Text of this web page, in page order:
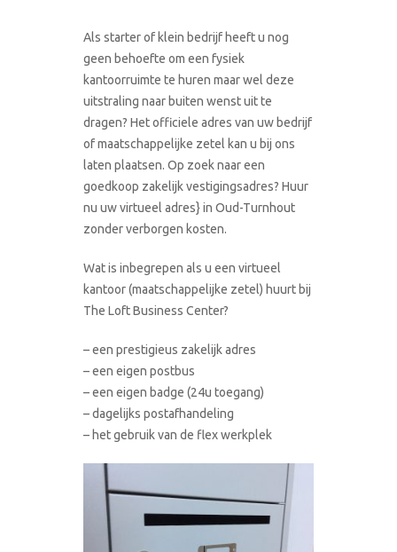
Als starter of klein bedrijf heeft u nog
geen behoefte om een fysiek
kantoorruimte te huren maar wel deze
uitstraling naar buiten wenst uit te
dragen? Het officiele adres van uw bedrijf
of maatschappelijke zetel kan u bij ons
laten plaatsen. Op zoek naar een
goedkoop zakelijk vestigingsadres? Huur
nu uw virtueel adres} in Oud-Turnhout
zonder verborgen kosten.
Wat is inbegrepen als u een virtueel
kantoor (maatschappelijke zetel) huurt bij
The Loft Business Center?
– een prestigieus zakelijk adres
– een eigen postbus
– een eigen badge (24u toegang)
– dagelijks postafhandeling
– het gebruik van de flex werkplek